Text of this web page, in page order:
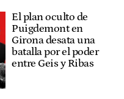
El plan oculto de
Puigdemont en
Girona desata una
batalla por el poder
entre Geis y Ribas